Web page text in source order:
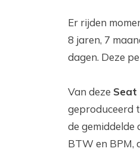
Er rijden
8 jaren, 7
dagen. Deze
Van deze Seat
geproduceerd
de
BTW en BPM,